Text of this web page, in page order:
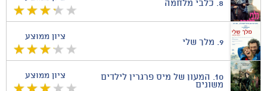
8. כלבי מלחמה
ציון ממוצע
9. מלך שלי
ציון ממוצע 10.
המעון של מיס פרגרין לילדים
משונים